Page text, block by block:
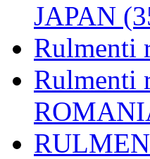
JAPAN
Rulmenti
Rulmenti